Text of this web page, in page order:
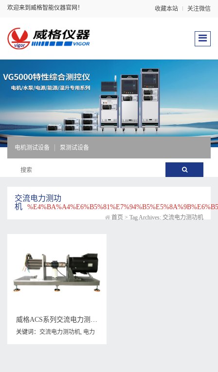
欢迎来到威格智能仪器官网！ 收藏本站 关注微信
电机测试设备 泵测试设备
交流电力测功
机
首页 > Tag Archives: 交流电力测功机
威格ACS系列交流电力测功机出厂测试系统 综合性能对拖台架 型式试验台
关键词： 交流电力测功机, 电力